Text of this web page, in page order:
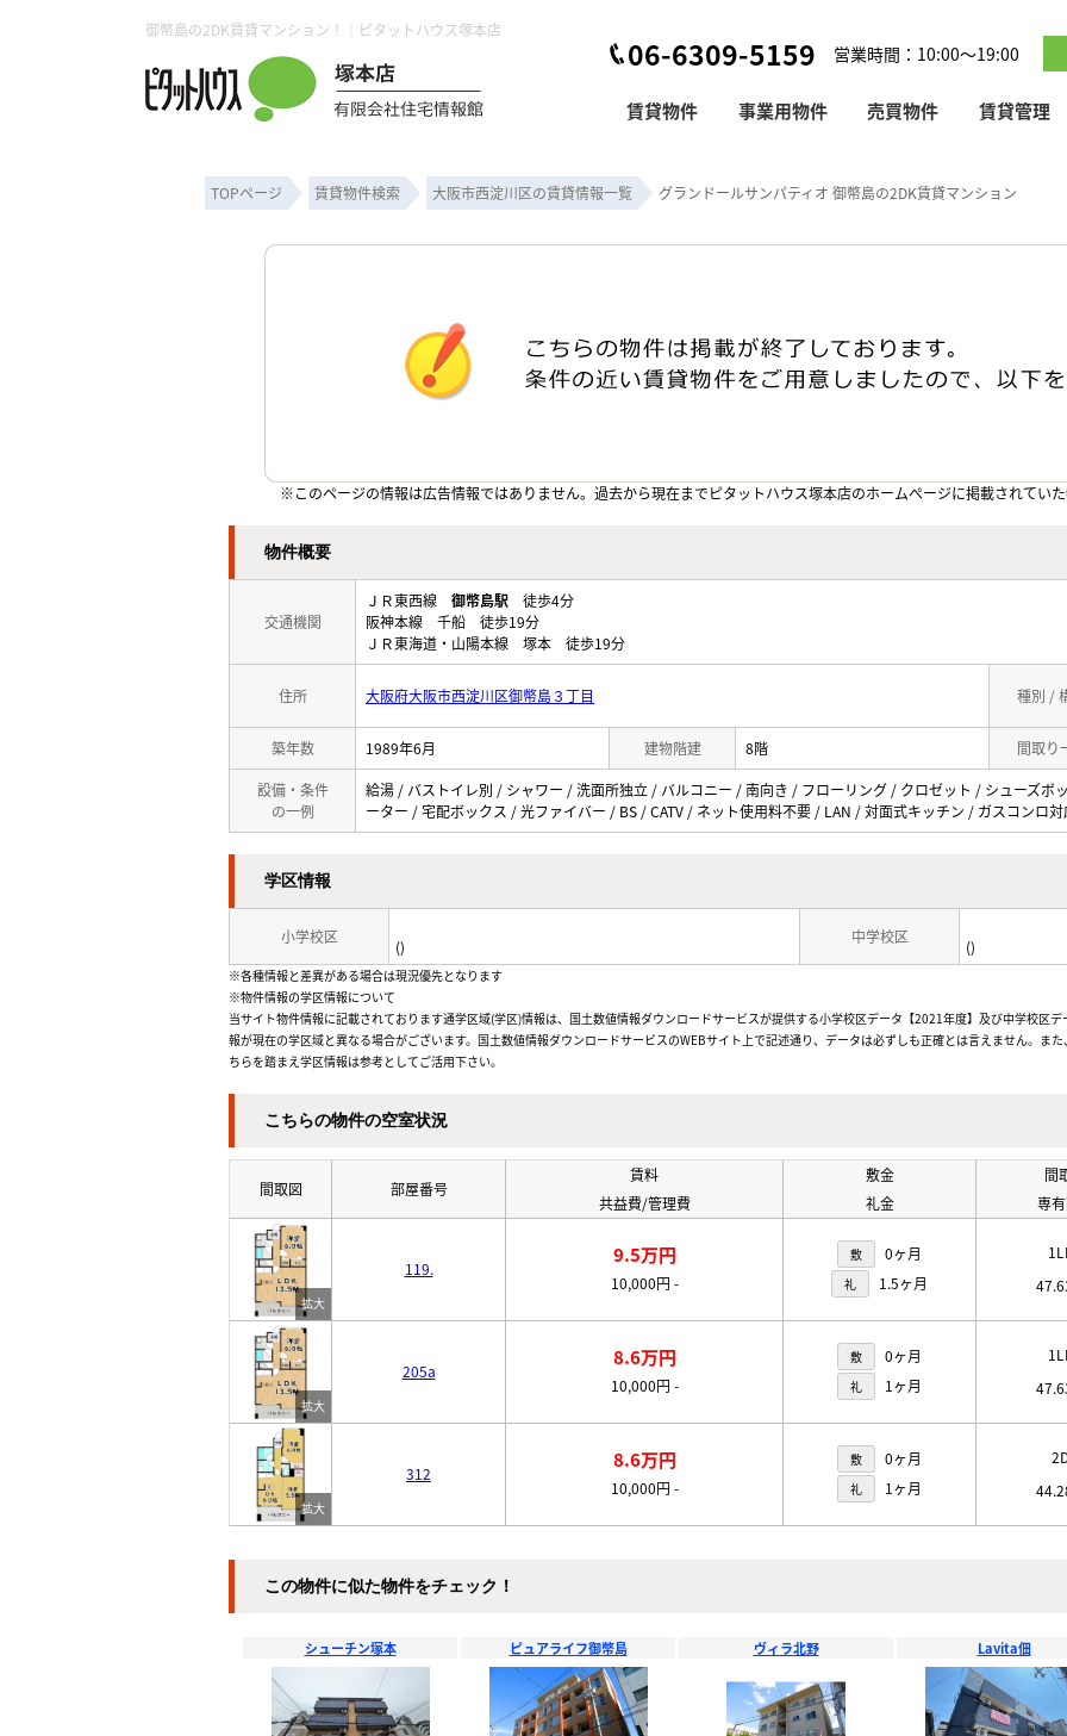
御幣島の2DK賃貸マンション！｜ピタットハウス塚本店
06-6309-5159 営業時間：10:00～19:00
賃貸物件 事業用物件 売買物件 賃貸管理
TOPページ 賃貸物件検索 大阪市西淀川区の賃貸情報一覧 グランドールサンパティオ 御幣島の2DK賃貸マンション
※このページの情報は広告情報ではありません。過去から現在までピタットハウス塚本店のホームぺージに掲載されていた
物件概要
交通機関
ＪＲ東西線 御幣島駅 徒歩4分
阪神本線 千船 徒歩19分
ＪＲ東海道・山陽本線 塚本 徒歩19分
住所 大阪府大阪市西淀川区御幣島３丁目 種別 /
築年数 1989年6月 建物階建 8階 間取り
設備・条件
の一例
給湯 / バストイレ別 / シャワー / 洗面所独立 / バルコニー / 南向き / フローリング / クロゼット / シューズボ
ーター / 宅配ボックス / 光ファイバー / BS / CATV / ネット使用料不要 / LAN / 対面式キッチン / ガスコンロ
学区情報
小学校区
()
中学校区
()
※各種情報と差異がある場合は現況優先となります
※物件情報の学区情報について
当サイト物件情報に記載されております通学区域(学区)情報は、国土数値情報ダウンロードサービスが提供する小学校区データ【2021年度】及び中学校区
報が現在の学区域と異なる場合がございます。国土数値情報ダウンロードサービスのWEBサイト上で記述通り、データは必ずしも正確とは言えません。ま
ちらを踏まえ学区情報は参考としてご活用下さい。
こちらの物件の空室状況
間取図 部屋番号
賃料
共益費/管理費
敷金
礼金
間
専
119.
9.5万円
10,000円 -
敷 0ヶ月
礼 1.5ヶ月
205a
8.6万円
10,000円 -
敷 0ヶ月
礼 1ヶ月
312
8.6万円
10,000円 -
敷 0ヶ月
礼 1ヶ月
この物件に似た物件をチェック！
シューチン塚本 ピュアライフ御幣島 ヴィラ北野 Lavita佃